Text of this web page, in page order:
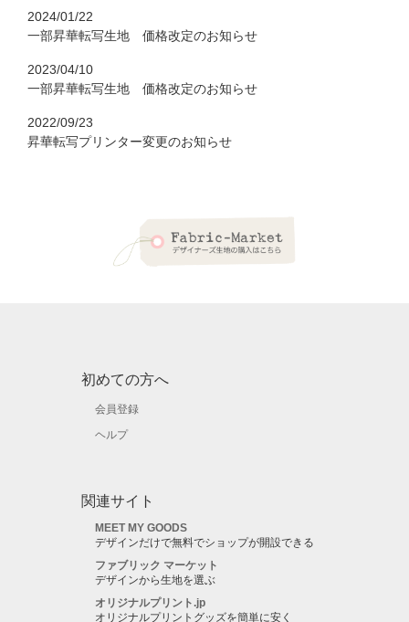
2024/01/22
一部昇華転写生地 価格改定のお知らせ
2023/04/10
一部昇華転写生地 価格改定のお知らせ
2022/09/23
昇華転写プリンター変更のお知らせ
初めての方へ
会員登録
ヘルプ
関連サイト
MEET MY GOODS
デザインだけで無料でショップが開設できる
ファブリック マーケット
デザインから生地を選ぶ
オリジナルプリント.jp
オリジナルプリントグッズを簡単に安く